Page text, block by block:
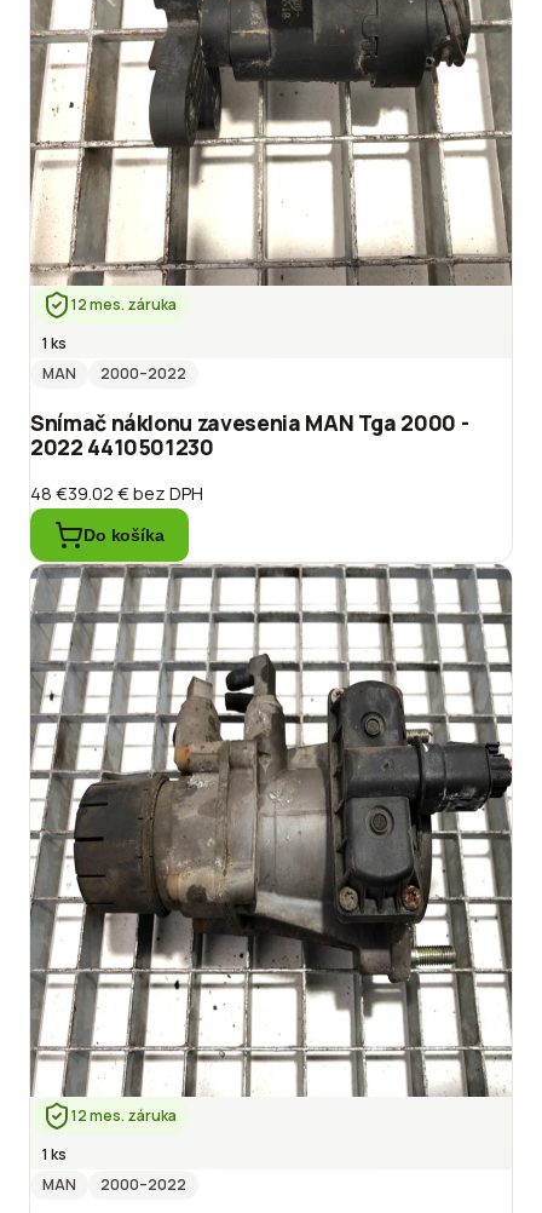
12 mes. záruka
1 ks
MAN
2000–2022
Snímač náklonu zavesenia MAN Tga 2000 -
2022 4410501230
48 €39.02 €bez DPH
Do košíka
12 mes. záruka
1 ks
MAN
2000–2022